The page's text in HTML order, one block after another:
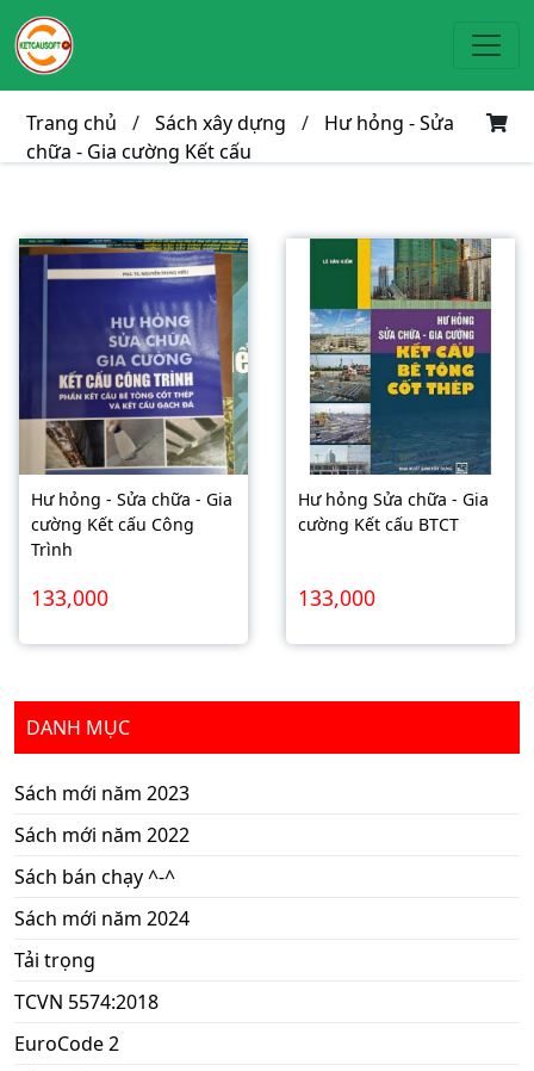
Trang chủ / Sách xây dựng /
Hư hỏng - Sửa
chữa - Gia cường Kết cấu
Hư hỏng - Sửa chữa - Gia
cường Kết cấu Công
Trình
133,000
Hư hỏng Sửa chữa - Gia
cường Kết cấu BTCT
133,000
DANH MỤC
Sách mới năm 2023
Sách mới năm 2022
Sách bán chạy ^-^
Sách mới năm 2024
Tải trọng
TCVN 5574:2018
EuroCode 2